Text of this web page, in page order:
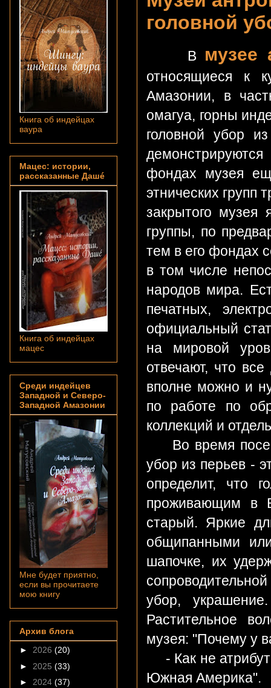
головной
В музее
относящиеся к
Амазонии, в
омагуа, горны
головной убор
фондах музея
этнических групп
закрытого музея
группы, по
тем в его фондах
в том числе
народов мира.
печатных,
официальный
на мировой
отвечают, что
вполне можно и
по работе по
коллекций и
Во время
убор из перьев -
определит, что
проживающим в
старый. Яркие
общипанными
шапочке, их
убор,
Растительное
музея: "Почему у
- Как не
Южная Америка".
Книга об индейцах
ваура
Мацес: истории,
рассказанные Дашé
Книга об индейцах
мацес
Среди индейцев
Западной и Северо-
Западной Амазонии
Мне будет приятно,
если вы прочитаете
мою книгу
Архив блога
► 2026 (20)
► 2025 (33)
► 2024 (37)